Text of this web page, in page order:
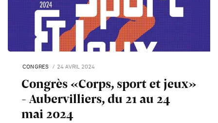
CONGRES 24 AVRIL 2024
Congrès «Corps, sport et jeux»
- Aubervilliers, du 21 au 24
mai 2024